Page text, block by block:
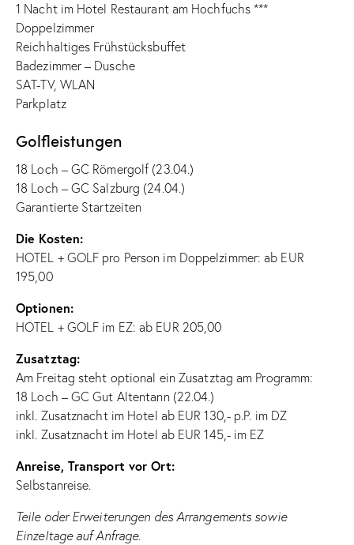
1 Nacht im Hotel Restaurant am Hochfuchs ***
Doppelzimmer
Reichhaltiges Frühstücksbuffet
Badezimmer – Dusche
SAT-TV, WLAN
Parkplatz
Golfleistungen
18 Loch – GC Römergolf (23.04.)
18 Loch – GC Salzburg (24.04.)
Garantierte Startzeiten
Die Kosten:
HOTEL + GOLF pro Person im Doppelzimmer: ab EUR
195,00
Optionen:
HOTEL + GOLF im EZ: ab EUR 205,00
Zusatztag:
Am Freitag steht optional ein Zusatztag am Programm:
18 Loch – GC Gut Altentann (22.04.)
inkl. Zusatznacht im Hotel ab EUR 130,- p.P. im DZ
inkl. Zusatznacht im Hotel ab EUR 145,- im EZ
Anreise, Transport vor Ort:
Selbstanreise.
Teile oder Erweiterungen des Arrangements sowie
Einzeltage auf Anfrage.